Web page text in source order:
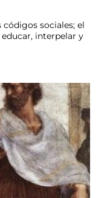
sociales; el
interpelar y